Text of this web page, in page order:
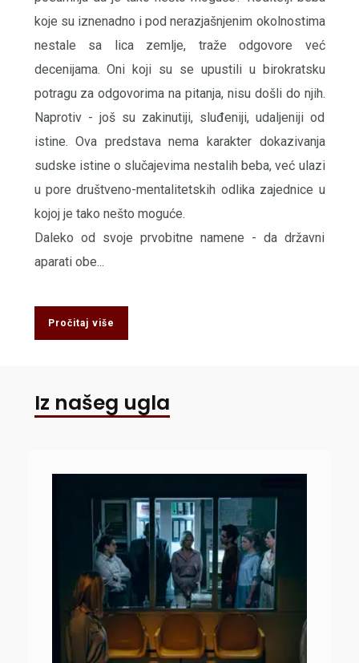
koje su iznenadno i pod nerazjašnjenim okolnostima
nestale sa lica zemlje, traže odgovore već
decenijama. Oni koji su se upustili u birokratsku
potragu za odgovorima na pitanja, nisu došli do njih.
Naprotiv - još su zakinutiji, sluđeniji, udaljeniji od
istine. Ova predstava nema karakter dokazivanja
sudske istine o slučajevima nestalih beba, već ulazi
u pore društveno-mentalitetskih odlika zajednice u
kojoj je tako nešto moguće.
Daleko od svoje prvobitne namene - da državni
aparati obe...
Pročitaj više
Iz našeg ugla